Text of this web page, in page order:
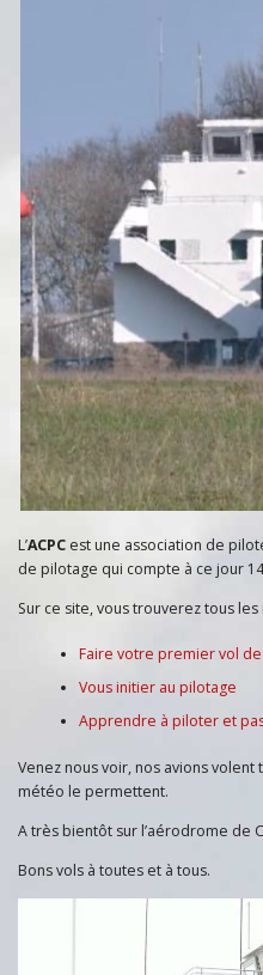
L’ACPC est une association de
de pilotage qui compte à ce jour
Sur ce site, vous trouverez tous
Faire votre premier vol
Vous initier au pilotage
Apprendre à piloter et
Venez nous voir, nos avions
météo le permettent.
A très bientôt sur l’aérodrome de
Bons vols à toutes et à tous.